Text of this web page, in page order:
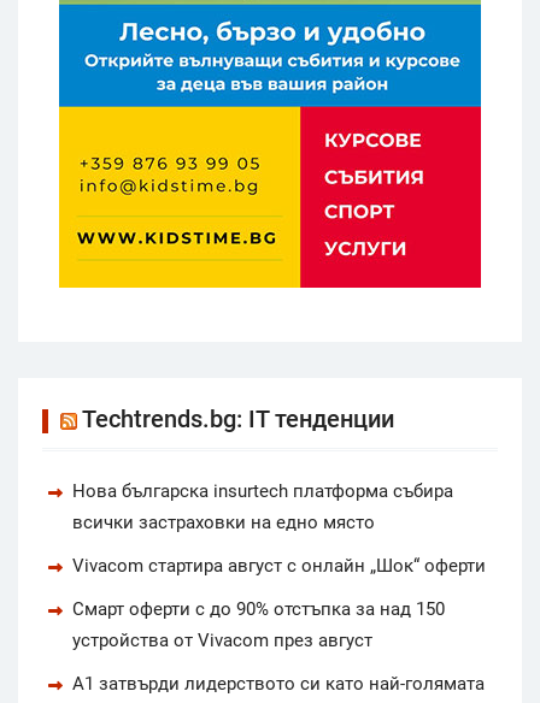
Techtrends.bg: IT тенденции
Нова българска insurtech платформа събира
всички застраховки на едно място
Vivacom стартира август с онлайн „Шок“ оферти
Смарт оферти с до 90% отстъпка за над 150
устройства от Vivacom през август
А1 затвърди лидерството си като най-голямата